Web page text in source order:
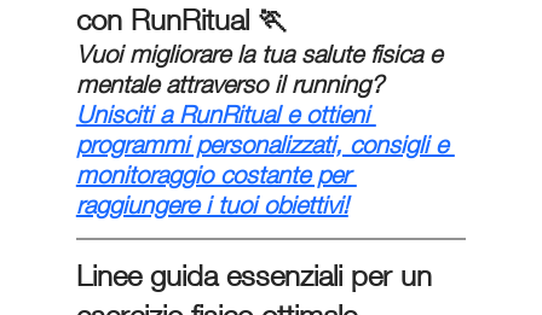
con RunRitual 🏃
Vuoi migliorare la tua salute fisica e
mentale attraverso il running?
Unisciti a RunRitual e ottieni
programmi personalizzati, consigli e
monitoraggio costante per
raggiungere i tuoi obiettivi!
Linee guida essenziali per un